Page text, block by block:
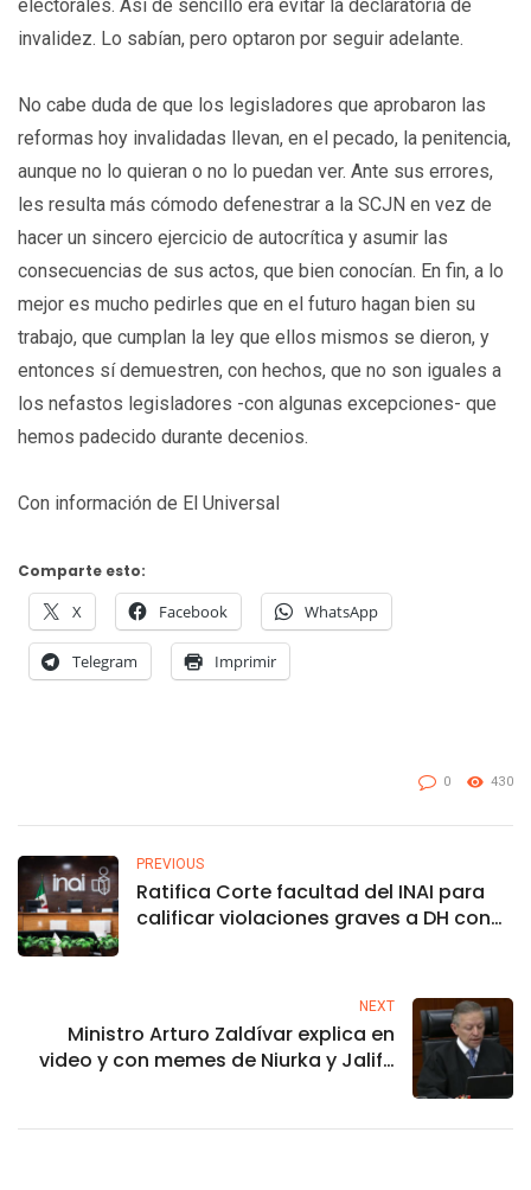
electorales. Así de sencillo era evitar la declaratoria de
invalidez. Lo sabían, pero optaron por seguir adelante.
No cabe duda de que los legisladores que aprobaron las
reformas hoy invalidadas llevan, en el pecado, la penitencia,
aunque no lo quieran o no lo puedan ver. Ante sus errores,
les resulta más cómodo defenestrar a la SCJN en vez de
hacer un sincero ejercicio de autocrítica y asumir las
consecuencias de sus actos, que bien conocían. En fin, a lo
mejor es mucho pedirles que en el futuro hagan bien su
trabajo, que cumplan la ley que ellos mismos se dieron, y
entonces sí demuestren, con hechos, que no son iguales a
los nefastos legisladores -con algunas excepciones- que
hemos padecido durante decenios.
Con información de El Universal
Comparte esto:
X Facebook WhatsApp
Telegram Imprimir
0 430
PREVIOUS
Ratifica Corte facultad del INAI para
calificar violaciones graves a DH con
NEXT
Ministro Arturo Zaldívar explica en
video y con memes de Niurka y Jalife